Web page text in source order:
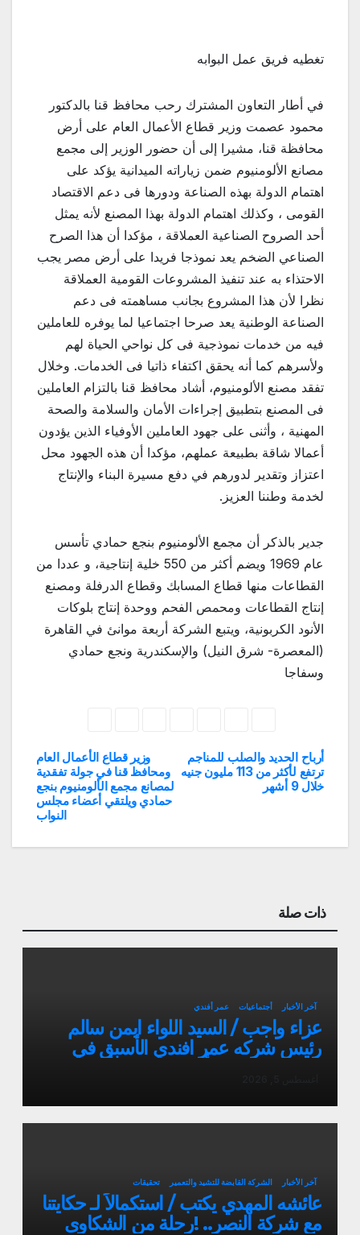
تغطيه فريق عمل البوابه
في أطار التعاون المشترك رحب محافظ قنا بالدكتور
محمود عصمت وزير قطاع الأعمال العام على أرض
محافظة قنا، مشيرا إلى أن حضور الوزير إلى مجمع
مصانع الألومنيوم ضمن زياراته الميدانية يؤكد على
اهتمام الدولة بهذه الصناعة ودورها فى دعم الاقتصاد
القومى ، وكذلك اهتمام الدولة بهذا المصنع لأنه يمثل
أحد الصروح الصناعية العملاقة ، مؤكدا أن هذا الصرح
الصناعي الضخم يعد نموذجا فريدا على أرض مصر يجب
الاحتذاء به عند تنفيذ المشروعات القومية العملاقة
نظرا لأن هذا المشروع بجانب مساهمته فى دعم
الصناعة الوطنية يعد صرحا اجتماعيا لما يوفره للعاملين
فيه من خدمات نموذجية فى كل نواحي الحياة لهم
ولأسرهم كما أنه يحقق اكتفاء ذاتيا فى الخدمات. وخلال
تفقد مصنع الألومنيوم، أشاد محافظ قنا بالتزام العاملين
فى المصنع بتطبيق إجراءات الأمان والسلامة والصحة
المهنية ، وأثنى على جهود العاملين الأوفياء الذين يؤدون
أعمالا شاقة بطبيعة عملهم، مؤكدا أن هذه الجهود محل
اعتزاز وتقدير لدورهم في دفع مسيرة البناء والإنتاج
لخدمة وطننا العزيز.
جدير بالذكر أن مجمع الألومنيوم بنجع حمادي تأسس
عام 1969 ويضم أكثر من 550 خلية إنتاجية، و عددا من
القطاعات منها قطاع المسابك وقطاع الدرفلة ومصنع
إنتاج القطاعات ومحمص الفحم ووحدة إنتاج بلوكات
الأنود الكربونية، ويتبع الشركة أربعة موانئ في القاهرة
(المعصرة- شرق النيل) والإسكندرية ونجع حمادي
وسفاجا
تصفّح
المقالات
وزير قطاع الأعمال العام
ومحافظ قنا في جولة تفقدية
لمصانع مجمع الألومنيوم بنجع
حمادي ويلتقي أعضاء مجلس
النواب
أرباح الحديد والصلب للمناجم
ترتفع لأكثر من 113 مليون جنيه
خلال 9 أشهر
ذات صلة
آخر الأخبار أجتماعيات عمر أفندي
عزاء واجب / السيد اللواء ايمن سالم
رئيس شركه عمر افندي الأسبق في
آخر الأخبار الشركة القابضة للتشيد والتعمير تحقيقات
عائشه المهدي يكتب / استكمالاً لـ حكايتنا
مع شركة النصر.. !رحلة من الشكاوى